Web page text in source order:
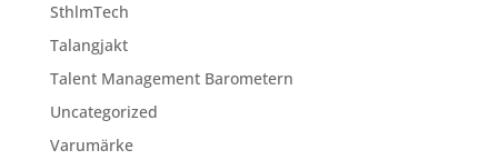
SthlmTech
Talangjakt
Talent Management Barometern
Uncategorized
Varumärke